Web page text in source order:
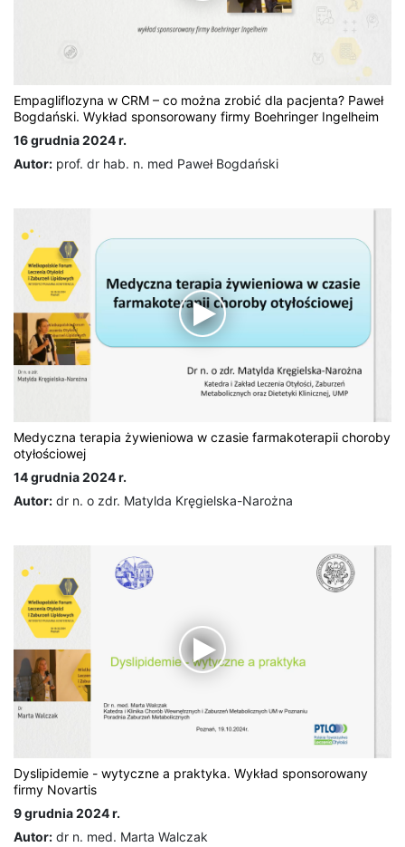
Empagliflozyna w CRM – co można zrobić dla pacjenta? Paweł
Bogdański. Wykład sponsorowany firmy Boehringer Ingelheim
16 grudnia 2024 r.
Autor: prof. dr hab. n. med Paweł Bogdański
Medyczna terapia żywieniowa w czasie farmakoterapii choroby
otyłościowej
14 grudnia 2024 r.
Autor: dr n. o zdr. Matylda Kręgielska-Narożna
Dyslipidemie - wytyczne a praktyka. Wykład sponsorowany
firmy Novartis
9 grudnia 2024 r.
Autor: dr n. med. Marta Walczak